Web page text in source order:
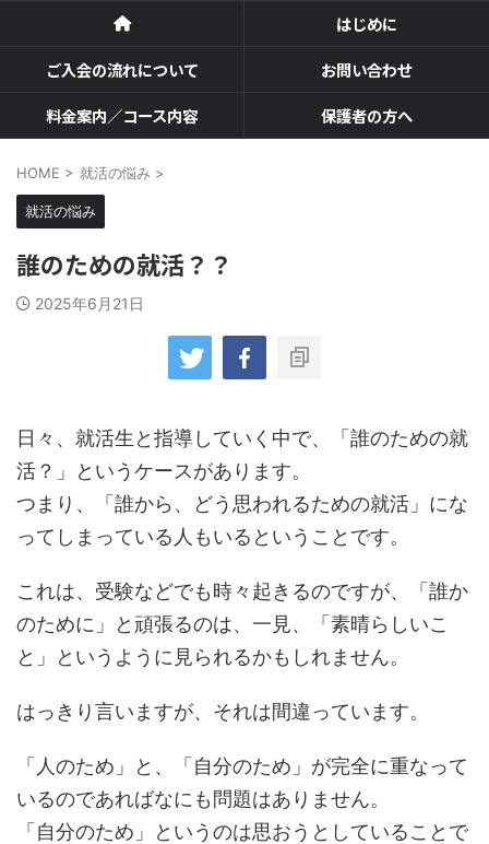
はじめに
ご入会の流れについて
お問い合わせ
料金案内／コース内容
保護者の方へ
HOME > 就活の悩み >
就活の悩み
誰のための就活？？
2025年6月21日
日々、就活生と指導していく中で、「誰のための就
活？」というケースがあります。
つまり、「誰から、どう思われるための就活」にな
ってしまっている人もいるということです。
これは、受験などでも時々起きるのですが、「誰か
のために」と頑張るのは、一見、「素晴らしいこ
と」というように見られるかもしれません。
はっきり言いますが、それは間違っています。
「人のため」と、「自分のため」が完全に重なって
いるのであればなにも問題はありません。
「自分のため」というのは思おうとしていることで